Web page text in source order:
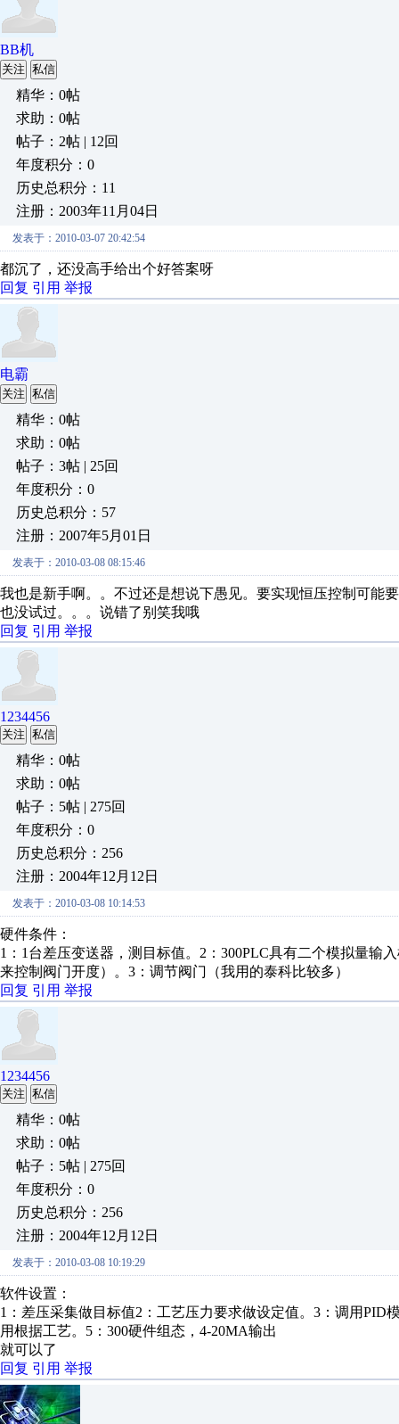
BB机
关注 私信
精华：0帖
求助：0帖
帖子：2帖 | 12回
年度积分：0
历史总积分：11
注册：2003年11月04日
发表于：2010-03-07 20:42:54
都沉了，还没高手给出个好答案呀
回复 引用 举报
电霸
关注 私信
精华：0帖
求助：0帖
帖子：3帖 | 25回
年度积分：0
历史总积分：57
注册：2007年5月01日
发表于：2010-03-08 08:15:46
我也是新手啊。。不过还是想说下愚见。要实现恒压控制可能
也没试过。。。说错了别笑我哦
回复 引用 举报
1234456
关注 私信
精华：0帖
求助：0帖
帖子：5帖 | 275回
年度积分：0
历史总积分：256
注册：2004年12月12日
发表于：2010-03-08 10:14:53
硬件条件：
1：1台差压变送器，测目标值。2：300PLC具有二个模拟量输
来控制阀门开度）。3：调节阀门（我用的泰科比较多）
回复 引用 举报
1234456
关注 私信
精华：0帖
求助：0帖
帖子：5帖 | 275回
年度积分：0
历史总积分：256
注册：2004年12月12日
发表于：2010-03-08 10:19:29
软件设置：
1：差压采集做目标值2：工艺压力要求做设定值。3：调用
用根据工艺。5：300硬件组态，4-20MA输出
就可以了
回复 引用 举报